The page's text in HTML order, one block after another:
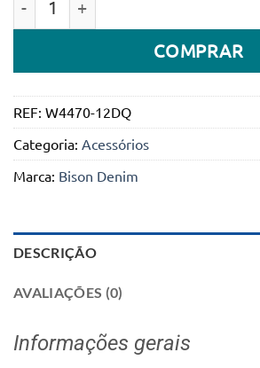
era:
44.550Kz.
é:
COMPRAR
REF: W4470-12DQ
Categoria: Acessórios
Marca: Bison Denim
DESCRIÇÃO
AVALIAÇÕES (0)
Informações gerais